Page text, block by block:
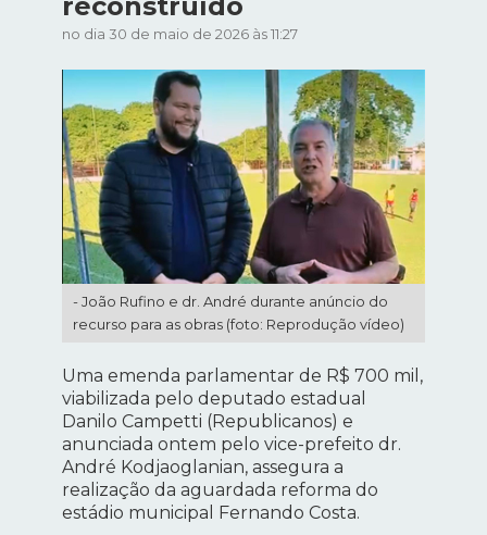
no dia 30 de maio de 2026 às 11:27
- João Rufino e dr. André durante anúncio do
recurso para as obras (foto: Reprodução vídeo)
Uma emenda parlamentar de R$ 700 mil,
viabilizada pelo deputado estadual
Danilo Campetti (Republicanos) e
anunciada ontem pelo vice-prefeito dr.
André Kodjaoglanian, assegura a
realização da aguardada reforma do
estádio municipal Fernando Costa.